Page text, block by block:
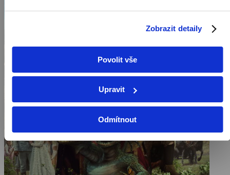
Zobrazit detaily
Povolit vše
Upravit
Odmítnout